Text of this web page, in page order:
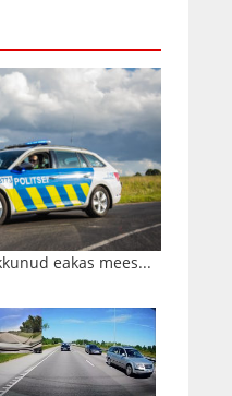
eakas mees...